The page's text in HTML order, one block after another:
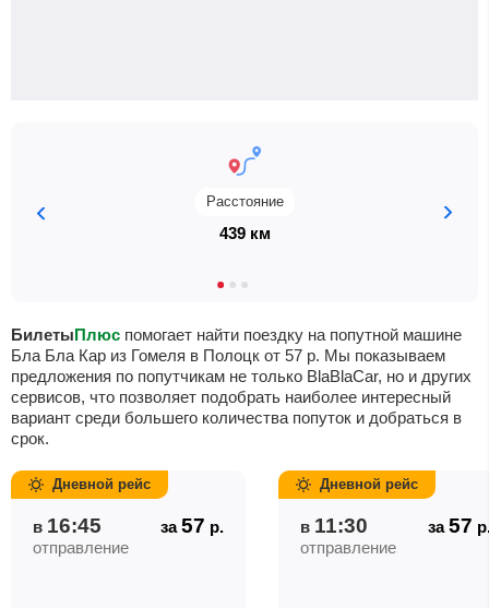
Расстояние
439 км
БилетыПлюс помогает найти поездку на попутной машине
Бла Бла Кар из Гомеля в Полоцк от 57 р. Мы показываем
предложения по попутчикам не только BlaBlaCar, но и других
сервисов, что позволяет подобрать наиболее интересный
вариант среди большего количества попуток и добраться в
срок.
в 16:45 за57 р.
отправление
Дневной рейс
в 11:30 за57
отправление
Дневной рейс